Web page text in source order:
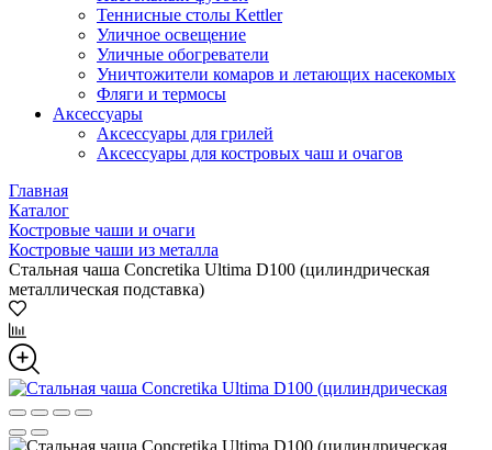
Теннисные столы Kettler
Уличное освещение
Уличные обогреватели
Уничтожители комаров и летающих насекомых
Фляги и термосы
Аксессуары
Аксессуары для грилей
Аксессуары для костровых чаш и очагов
Главная
Каталог
Костровые чаши и очаги
Костровые чаши из металла
Стальная чаша Concretika Ultima D100 (цилиндрическая
металлическая подставка)